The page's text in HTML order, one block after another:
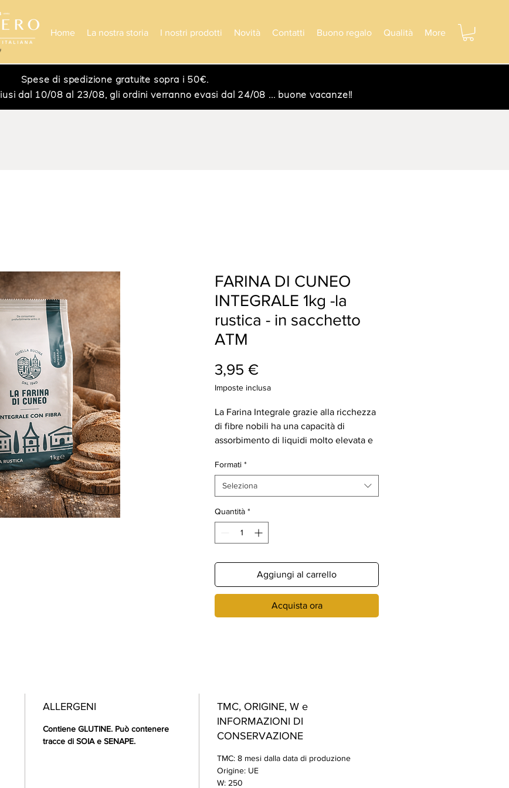
Home La nostra storia I nostri prodotti Novità Contatti Buono regalo Qualità More
Spese di spedizione gratuite sopra i 50€.
dal 10/08 al 23/08, gli ordini verranno evasi dal 24/08 ... buone vacanze!!
FARINA DI CUNEO
INTEGRALE 1kg -la
rustica - in sacchetto
ATM
3,95 €Prezzo
Imposte inclusa
La Farina Integrale grazie alla ricchezza
di fibre nobili ha una capacità di
assorbimento di liquidi molto elevata e
Assicura un'ottima resa produttiva e una
prolungata durata dell'impasto. Ha un
apporto di glucidi e calorie
particolarmente basso e dosi superiori
di elementi nutrienti come proteine,
crusca e vitamine. Il suo utilizzo è
particolarmente fragranti. In sacchetto
Formati *
Seleziona
Quantità *
Aggiungi al carrello
Acquista ora
ALLERGENI
Contiene GLUTINE. Può contenere
tracce di SOIA e SENAPE.
TMC, ORIGINE, W e
INFORMAZIONI DI
CONSERVAZIONE
TMC: 8 mesi dalla data di produzione
Origine: UE
W: 250